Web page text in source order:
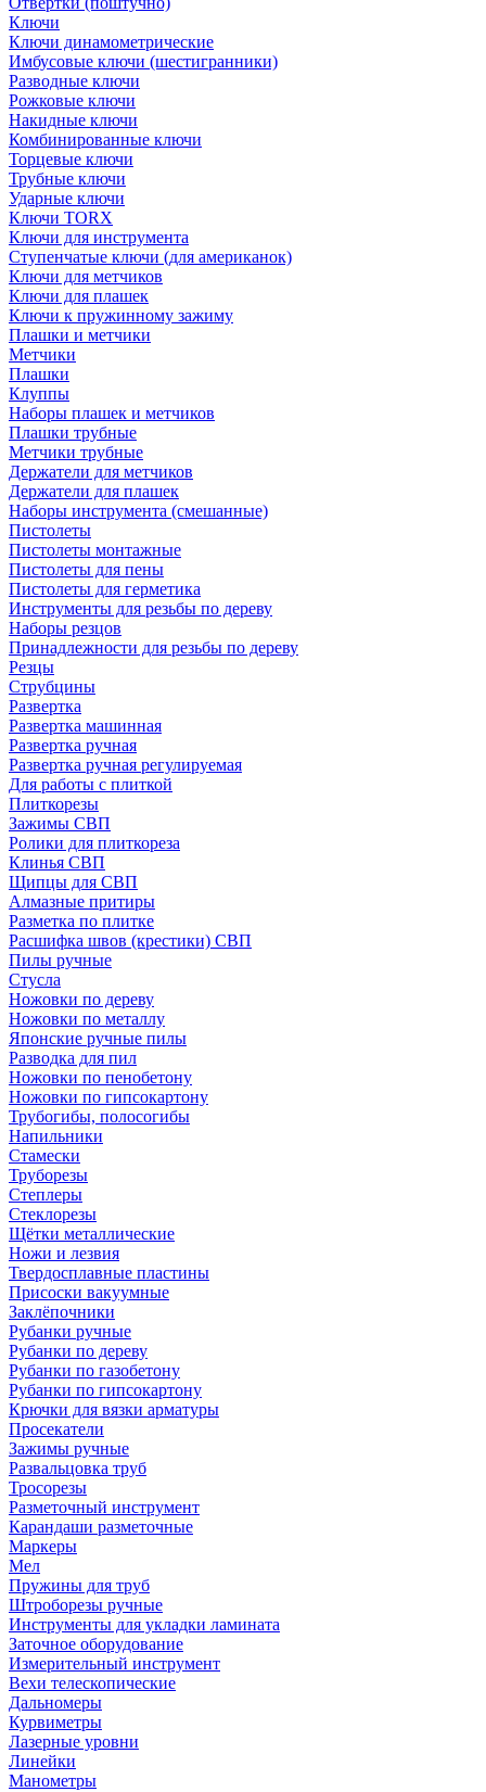
Ключи
Ключи динамометрические
Имбусовые ключи (шестигранники)
Разводные ключи
Рожковые ключи
Накидные ключи
Комбинированные ключи
Торцевые ключи
Трубные ключи
Ударные ключи
Ключи TORX
Ключи для инструмента
Ступенчатые ключи (для американок)
Ключи для метчиков
Ключи для плашек
Ключи к пружинному зажиму
Плашки и метчики
Метчики
Плашки
Клуппы
Наборы плашек и метчиков
Плашки трубные
Метчики трубные
Держатели для метчиков
Держатели для плашек
Наборы инструмента (смешанные)
Пистолеты
Пистолеты монтажные
Пистолеты для пены
Пистолеты для герметика
Инструменты для резьбы по дереву
Наборы резцов
Принадлежности для резьбы по дереву
Резцы
Струбцины
Развертка
Развертка машинная
Развертка ручная
Развертка ручная регулируемая
Для работы с плиткой
Плиткорезы
Зажимы СВП
Ролики для плиткореза
Клинья СВП
Щипцы для СВП
Алмазные притиры
Разметка по плитке
Расшифка швов (крестики) СВП
Пилы ручные
Стусла
Ножовки по дереву
Ножовки по металлу
Японские ручные пилы
Разводка для пил
Ножовки по пенобетону
Ножовки по гипсокартону
Трубогибы, полосогибы
Напильники
Стамески
Труборезы
Степлеры
Стеклорезы
Щётки металлические
Ножи и лезвия
Твердосплавные пластины
Присоски вакуумные
Заклёпочники
Рубанки ручные
Рубанки по дереву
Рубанки по газобетону
Рубанки по гипсокартону
Крючки для вязки арматуры
Просекатели
Зажимы ручные
Развальцовка труб
Тросорезы
Разметочный инструмент
Карандаши разметочные
Маркеры
Мел
Пружины для труб
Штроборезы ручные
Инструменты для укладки ламината
Заточное оборудование
Измерительный инструмент
Вехи телескопические
Дальномеры
Курвиметры
Лазерные уровни
Линейки
Манометры